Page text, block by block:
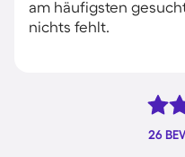
am häufigsten
nichts fehlt.
26